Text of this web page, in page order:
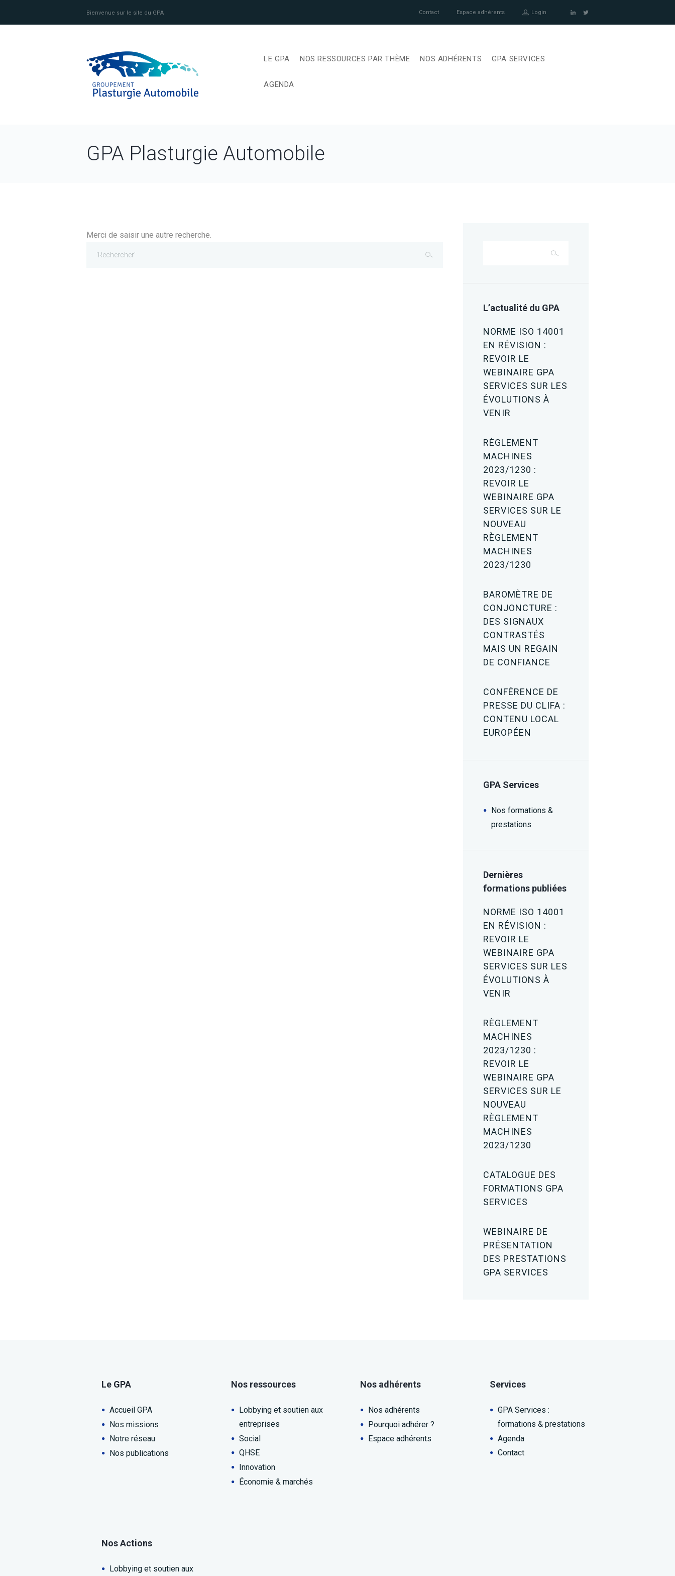
Bienvenue sur le site du GPA Contact Espace adhérents Login
LE GPA NOS RESSOURCES PAR THÈME NOS ADHÉRENTS GPA SERVICES
AGENDA
GPA Plasturgie Automobile
Merci de saisir une autre recherche.
L’actualité du GPA
NORME ISO 14001
EN RÉVISION :
REVOIR LE
WEBINAIRE GPA
SERVICES SUR LES
ÉVOLUTIONS À
VENIR
RÈGLEMENT
MACHINES
2023/1230 :
REVOIR LE
WEBINAIRE GPA
SERVICES SUR LE
NOUVEAU
RÈGLEMENT
MACHINES
2023/1230
BAROMÈTRE DE
CONJONCTURE :
DES SIGNAUX
CONTRASTÉS
MAIS UN REGAIN
DE CONFIANCE
CONFÉRENCE DE
PRESSE DU CLIFA :
CONTENU LOCAL
EUROPÉEN
GPA Services
Nos formations &
prestations
Dernières
formations publiées
NORME ISO 14001
EN RÉVISION :
REVOIR LE
WEBINAIRE GPA
SERVICES SUR LES
ÉVOLUTIONS À
VENIR
RÈGLEMENT
MACHINES
2023/1230 :
REVOIR LE
WEBINAIRE GPA
SERVICES SUR LE
NOUVEAU
RÈGLEMENT
MACHINES
2023/1230
CATALOGUE DES
FORMATIONS GPA
SERVICES
WEBINAIRE DE
PRÉSENTATION
DES PRESTATIONS
GPA SERVICES
Le GPA
Accueil GPA
Nos missions
Notre réseau
Nos publications
Nos ressources
Lobbying et soutien aux
entreprises
Social
QHSE
Innovation
Économie & marchés
Nos adhérents
Nos adhérents
Pourquoi adhérer ?
Espace adhérents
Services
GPA Services :
formations & prestations
Agenda
Contact
Nos Actions
Lobbying et soutien aux